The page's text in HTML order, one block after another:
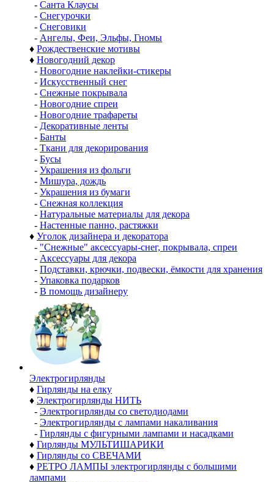
- Санта Клаусы
- Снегурочки
- Снеговики
- Ангелы, Феи, Эльфы, Гномы
♦ Рождественские мотивы
♦ Новогодний декор
- Новогодние наклейки-стикеры
- Искусственный снег
- Снежные покрывала
- Новогодние спреи
- Новогодние трафареты
- Декоративные ленты
- Банты
- Ткани для декорирования
- Бусы
- Украшения из фольги
- Мишура, дождь
- Украшения из бумаги
- Снежная коллекция
- Натуральные материалы для декора
- Настенные панно, растяжки
♦ Уголок дизайнера и декоратора
- "Снежные" аксессуары-снег, покрывала, спреи
- Аксессуары для декора
- Подставки, крючки, подвески, ёмкости для хранения
- Упаковка подарков
- В помощь дизайнеру
Электро­гирлянды
♦ Гирлянды на елку
♦ Электрогирлянды НИТЬ
- Электрогирлянды со светодиодами
- Электрогирлянды с лампами накаливания
- Гирлянды с фигурными лампами и насадками
♦ Гирлянды МУЛЬТИШАРИКИ
♦ Гирлянды со СВЕЧАМИ
♦ РЕТРО ЛАМПЫ электрогирлянды с большими
лампами